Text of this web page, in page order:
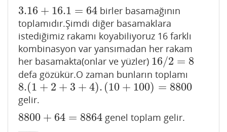
3.16 + 16.1 = 64
3.16+ 16.1=64
birler basamağının
toplamıdır.Şimdi diğer basamaklara
istediğimiz rakamı koyabiliyoruz 16 farklı
kombinasyon var yansımadan her rakam
her basamakta(onlar ve yüzler) 16/2 = 8
16/2= 8
defa gözükür.O zaman bunların toplamı
8.(1 + 2 + 3 + 4). (10 + 100) = 8800
8.(1+ 2+ 3+ 4). (10+ 100 =8800
gelir.
8800 + 64 = 8864
8800+ 64 =8864 genel toplam gelir.